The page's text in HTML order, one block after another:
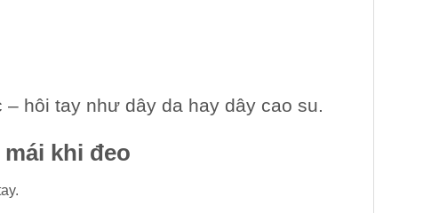
hôi tay như dây da hay dây cao su.
khi đeo